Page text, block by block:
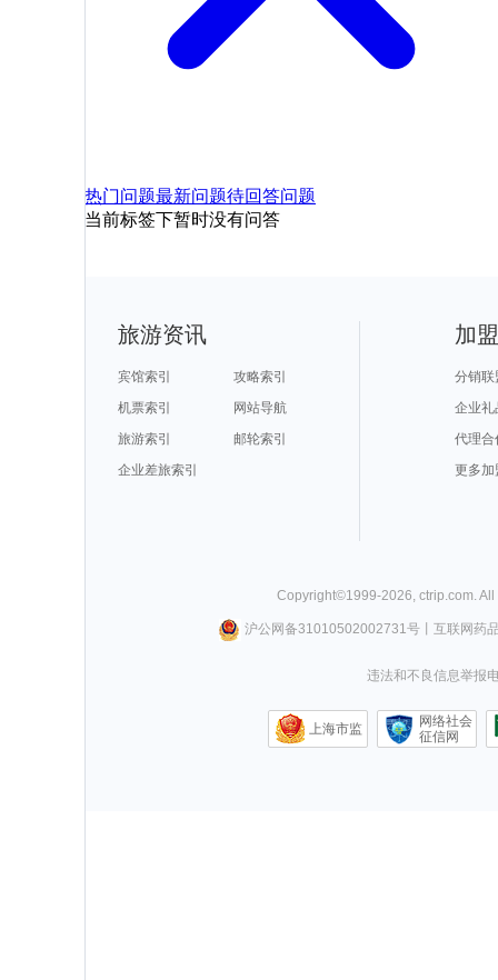
热门问题最新问题待回答问题
当前标签下暂时没有问答
旅游资讯
宾馆索引
攻略索引
机票索引
网站导航
旅游索引
邮轮索引
企业差旅索引
加
分销联
企业礼
代理合
更多加
Copyright©1999-2026, ctrip.com.
沪公网备31010502002731号丨 互联网药
违法和不良信息举报
上海市监
网络社会
征信网